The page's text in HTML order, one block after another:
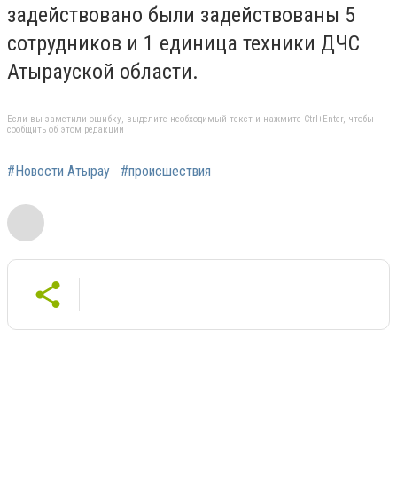
задействовано были задействованы 5
сотрудников и 1 единица техники ДЧС
Атырауской области.
Если вы заметили ошибку, выделите необходимый текст и нажмите Ctrl+Enter, чтобы
сообщить об этом редакции
#Новости Атырау #происшествия